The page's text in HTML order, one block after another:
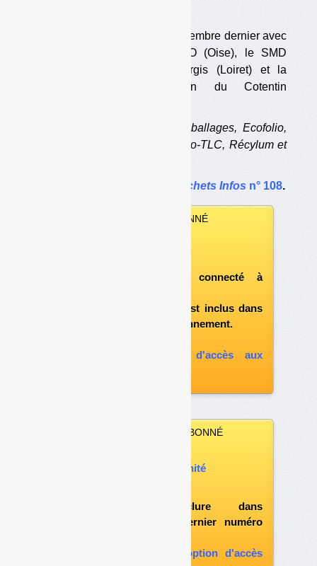
Des tests ont été lancés en décembre dernier avec
quatre collectivités : le SMDO (Oise), le SMD
Vosges, le Sirtom de Montargis (Loiret) et la
Communauté d’agglomération du Cotentin
1. Corépile, EcoDDS, Eco-Emballages, Ecofolio,
Eco-mobilier, Eco-systèmes, Eco-TLC, Récylum et
Déchets Infos n° 108.
VOUS ÊTES ABONNÉ
après vous être connecté à
et si le document est inclus dans
votre formule d'abonnement.
souscrire à l'option d'accès aux
VOUS N’ÊTES PAS ABONNÉ
acheter ce numéro à l’unité
possibilité d'inclure dans
l'abonnement le dernier numéro
vous abonner avec l'option d'accès